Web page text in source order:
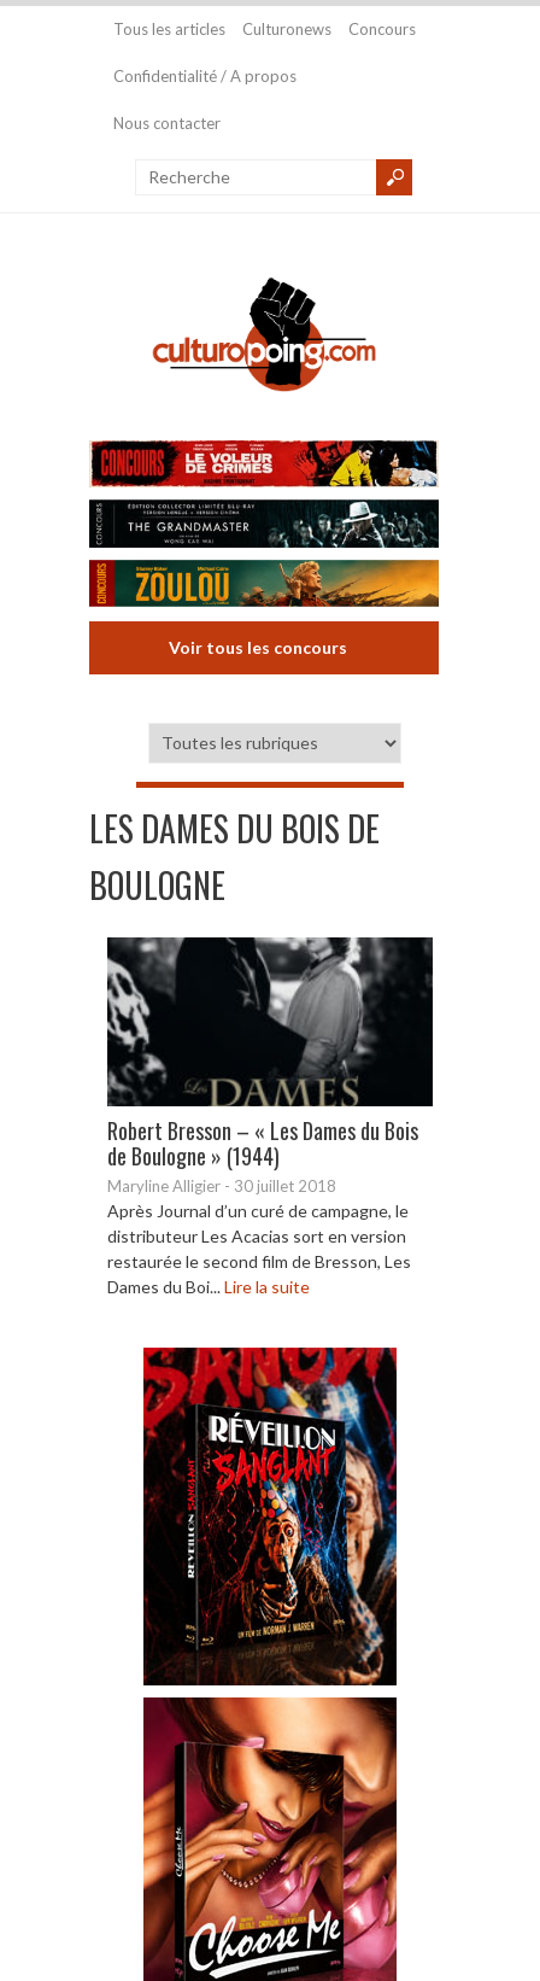
Tous les articles Culturonews Concours
Confidentialité / A propos
Nous contacter
Voir tous les concours
LES DAMES DU BOIS DE
BOULOGNE
Robert Bresson – « Les Dames du Bois
de Boulogne » (1944)
Maryline Alligier - 30 juillet 2018
Après Journal d’un curé de campagne, le
distributeur Les Acacias sort en version
restaurée le second film de Bresson, Les
Dames du Boi...Lire la suite